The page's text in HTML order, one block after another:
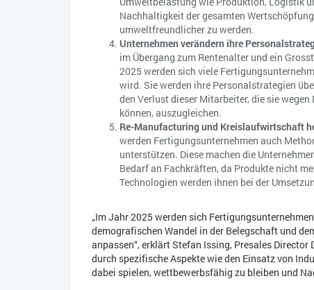
Nachhaltigkeit der gesamten
umweltfreundlicher zu werden.
Unternehmen verändern ihre
im Übergang zum Rentenalter und ein
2025 werden sich viele
wird. Sie werden ihre Personalstrategien
den Verlust dieser Mitarbeiter, die sie
können, auszugleichen.
Re-Manufacturing und Kreislaufwirtschaft
werden Fertigungsunternehmen auch
unterstützen. Diese machen die
Bedarf an Fachkräften, da Produkte nicht
Technologien werden ihnen bei der
„Im Jahr 2025 werden sich
demografischen Wandel in der Belegschaft und
anpassen“, erklärt Stefan Issing, Presales Director
durch spezifische Aspekte wie den Einsatz von
dabei spielen, wettbewerbsfähig zu bleiben und